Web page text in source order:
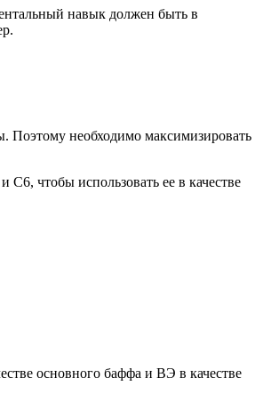
навык должен быть в
Поэтому необходимо максимизировать
чтобы использовать ее в качестве
основного баффа и ВЭ в качестве